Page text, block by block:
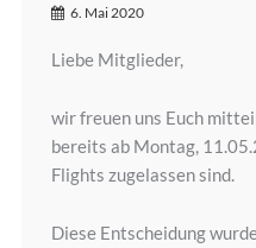
6. Mai 2020
Liebe Mitglieder,
wir freuen uns Euch
bereits ab Montag,
Flights zugelassen sind.
Diese Entscheidung